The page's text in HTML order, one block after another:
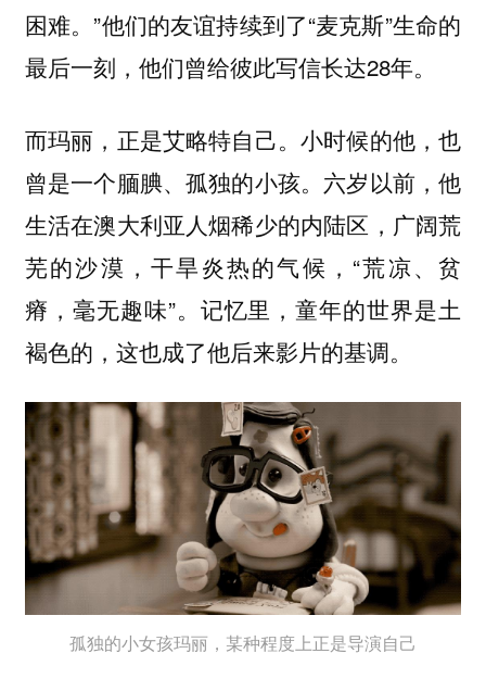
困难。”他们的友谊持续到了“麦克斯”生命的
最后一刻，他们曾给彼此写信长达28年。
而玛丽，正是艾略特自己。小时候的他，也
曾是一个腼腆、孤独的小孩。六岁以前，他
生活在澳大利亚人烟稀少的内陆区，广阔荒
芜的沙漠，干旱炎热的气候，“荒凉、贫
瘠，毫无趣味”。记忆里，童年的世界是土
褐色的，这也成了他后来影片的基调。
孤独的小女孩玛丽，某种程度上正是导演自己